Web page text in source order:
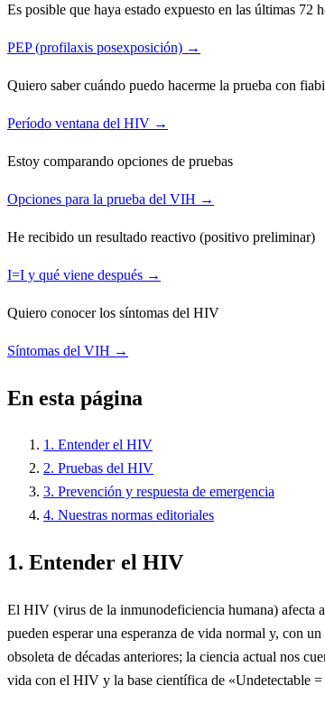
Es posible que haya estado expuesto en las últimas 72
PEP (profilaxis posexposición) →
Quiero saber cuándo puedo hacerme la prueba con
Período ventana del HIV →
Estoy comparando opciones de pruebas
Opciones para la prueba del VIH →
He recibido un resultado reactivo (positivo preliminar)
I=I y qué viene después →
Quiero conocer los síntomas del HIV
Síntomas del VIH →
En esta página
1. Entender el HIV
2. Pruebas del HIV
3. Prevención y respuesta de emergencia
4. Nuestras normas editoriales
1. Entender el HIV
El HIV (virus de la inmunodeficiencia humana) afecta
pueden esperar una esperanza de vida normal y, con
obsoleta de décadas anteriores; la ciencia actual nos
vida con el HIV y la base científica de «Undetectable